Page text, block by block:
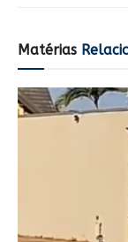
Matérias